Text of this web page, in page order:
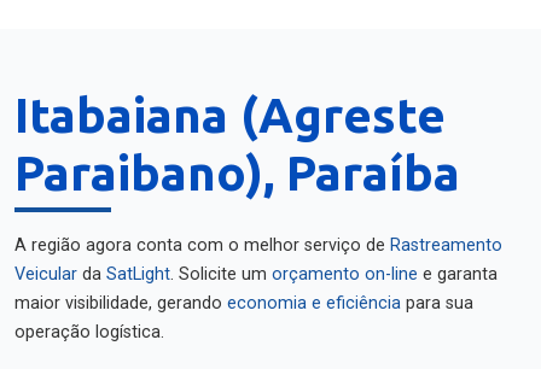
Itabaiana (Agreste
Paraibano), Paraíba
A região agora conta com o melhor serviço de Rastreamento
Veicular da SatLight. Solicite um orçamento on-line e garanta
maior visibilidade, gerando economia e eficiência para sua
operação logística.